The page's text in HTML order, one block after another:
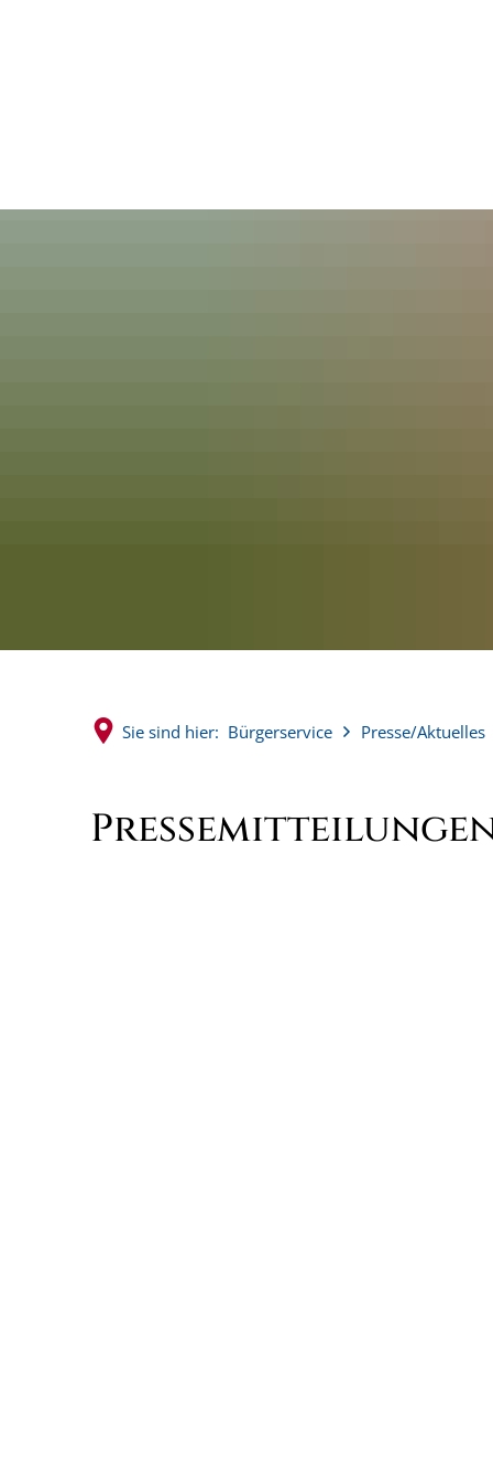
Sie sind hier: Bürgerservice Presse/Aktuelles